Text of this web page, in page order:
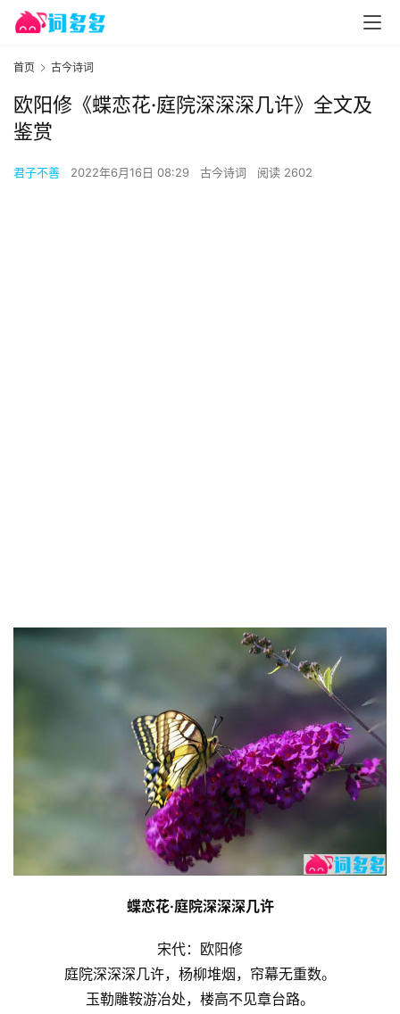
首页 古今诗词
欧阳修《蝶恋花·庭院深深深几许》全文及
鉴赏
君子不善 2022年6月16日 08:29 古今诗词 阅读 2602
蝶恋花·庭院深深深几许
宋代：欧阳修
庭院深深深几许，杨柳堆烟，帘幕无重数。
玉勒雕鞍游冶处，楼高不见章台路。